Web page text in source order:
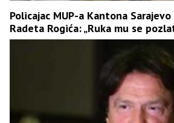
Policajac MUP-a Kantona
Radeta Rogića: „Ruka mu se